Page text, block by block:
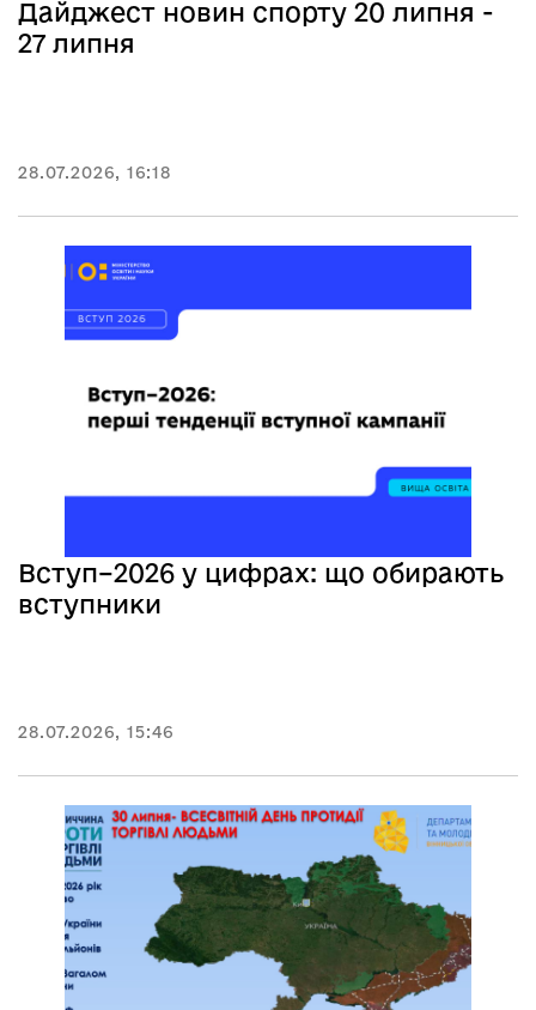
Дайджест новин спорту 20 липня -
27 липня
28.07.2026, 16:18
Вступ–2026 у цифрах: що обирають
вступники
28.07.2026, 15:46